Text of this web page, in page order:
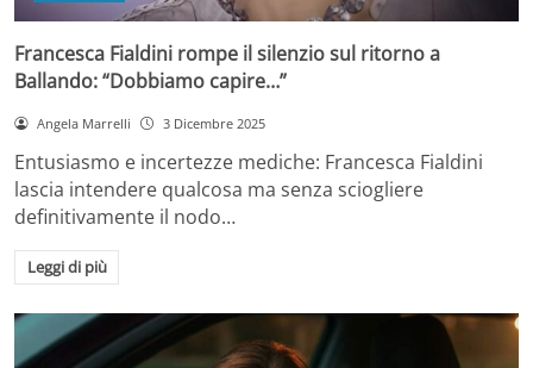
Francesca Fialdini rompe il silenzio sul ritorno a
Ballando: “Dobbiamo capire…”
Angela Marrelli 3 Dicembre 2025
Entusiasmo e incertezze mediche: Francesca Fialdini
lascia intendere qualcosa ma senza sciogliere
definitivamente il nodo…
Leggi di più